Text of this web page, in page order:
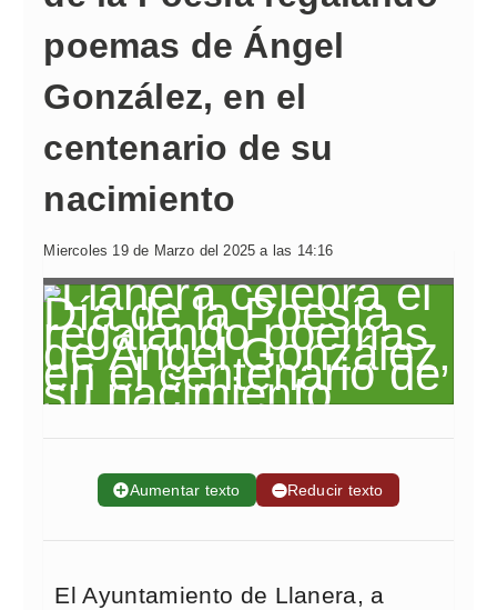
poemas de Ángel
González, en el
centenario de su
nacimiento
Miercoles 19 de Marzo del 2025 a las 14:16
➕Aumentar texto ➖Reducir texto
El Ayuntamiento de Llanera, a